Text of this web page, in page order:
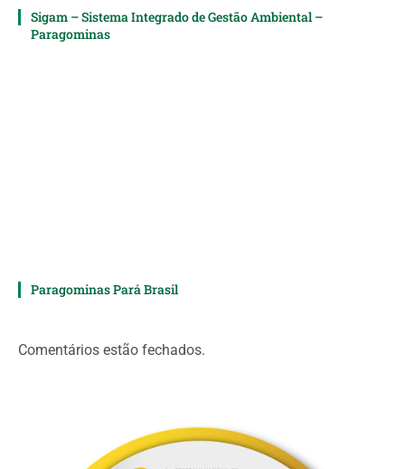
Sigam – Sistema Integrado de Gestão Ambiental –
Paragominas
Paragominas Pará Brasil
Comentários estão fechados.